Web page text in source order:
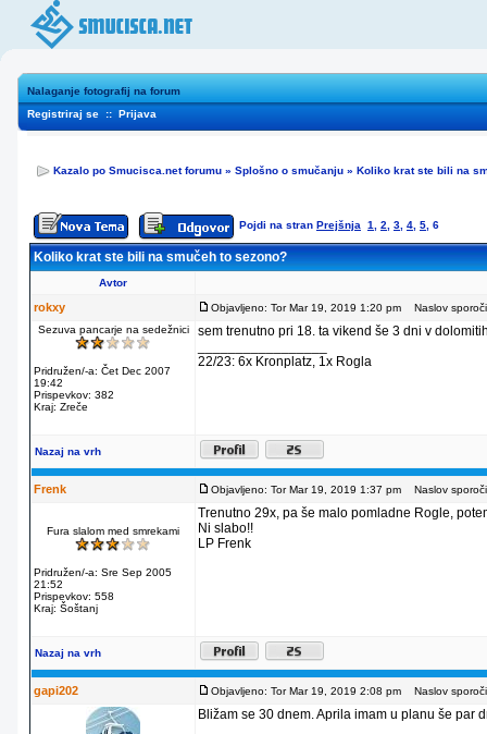
Nalaganje fotografij na forum
Registriraj se :: Prijava
Kazalo po Smucisca.net forumu » Splošno o smučanju » Koliko krat ste bili na
Pojdi na stran Prejšnja 1 2 3 4 5 6
Koliko krat ste bili na smučeh to sezono?
Avtor
rokxy Objavljeno: Tor Mar 19, 2019 1:20 pm
Naslov
Sezuva pancarje na sedežnici
Pridružen/-a: Čet Dec 2007
19:42
Prispevkov: 382
Kraj: Zreče
sem trenutno pri 18. ta vikend še 3 dni v
22/23: 6x Kronplatz, 1x Rogla
Nazaj na vrh
Frenk Objavljeno: Tor Mar 19, 2019 1:37 pm Naslov
Fura slalom med smrekami
Pridružen/-a: Sre Sep 2005
21:52
Prispevkov: 558
Kraj: Šoštanj
Trenutno 29x, pa še malo pomladne Rogle,
Ni slabo!!
LP Frenk
Nazaj na vrh
gapi202 Objavljeno: Tor Mar 19, 2019 2:08 pm Naslov
Bližam se 30 dnem. Aprila imam u planu še par